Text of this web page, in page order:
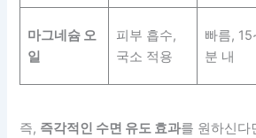
마그네슘 오
일
피부 흡수,
국소 적용
빠름,
분 내
즉, 즉각적인 수면 유도 효과를 원하신다